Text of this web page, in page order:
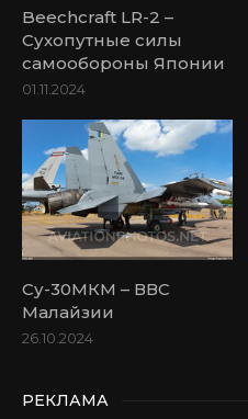
Beechcraft LR-2 –
Сухопутные силы
самообороны Японии
01.11.2024
Су-30МКМ – ВВС
Малайзии
26.10.2024
РЕКЛАМА